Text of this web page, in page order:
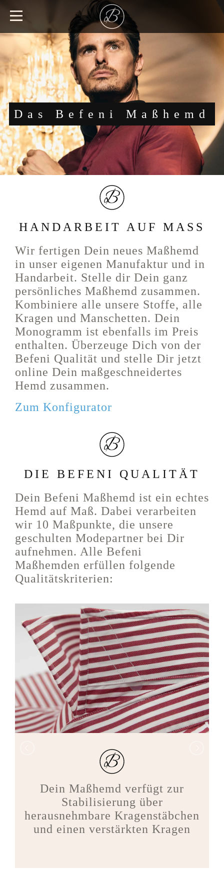
Das Befeni Maßhemd
HANDARBEIT AUF MASS
Wir fertigen Dein neues Maßhemd
in unser eigenen Manufaktur und in
Handarbeit. Stelle dir Dein ganz
persönliches Maßhemd zusammen.
Kombiniere alle unsere Stoffe, alle
Kragen und Manschetten. Dein
Monogramm ist ebenfalls im Preis
enthalten. Überzeuge Dich von der
Befeni Qualität und stelle Dir jetzt
online Dein maßgeschneidertes
Hemd zusammen.
Zum Konfigurator
DIE BEFENI QUALITÄT
Dein Befeni Maßhemd ist ein echtes
Hemd auf Maß. Dabei verarbeiten
wir 10 Maßpunkte, die unsere
geschulten Modepartner bei Dir
aufnehmen. Alle Befeni
Maßhemden erfüllen folgende
Qualitätskriterien:
Dein Maßhemd verfügt zur
Stabilisierung über
herausnehmbare Kragenstäbchen
und einen verstärkten Kragen